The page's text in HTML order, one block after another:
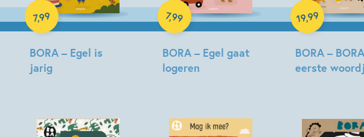
BORA – Egel is
jarig
Leijgraaf
7,99
BORA – Egel gaat
logeren
Leijgraaf
7,99
BORA –
eerste
Leijgraaf
19,99